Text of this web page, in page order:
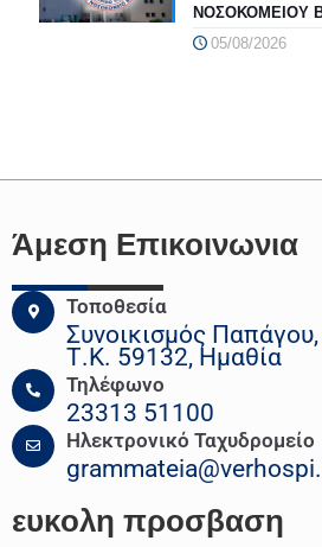
ΝΟΣΟΚΟΜΕΙΟΥ
05/08/2026
Άμεση Επικοινωνια
Τοποθεσία
Συνοικισμός
Τ.Κ. 59132, Ημαθία
Τηλέφωνο
23313 51100
Ηλεκτρονικό Ταχυδρομείο
ευκολη προσβαση